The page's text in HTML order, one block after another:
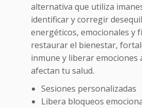
alternativa que utiliza
identificar y corregir
energéticos, emocionales y
restaurar el bienestar,
inmune y liberar emociones
afectan tu salud.
Sesiones personalizadas
Libera bloqueos